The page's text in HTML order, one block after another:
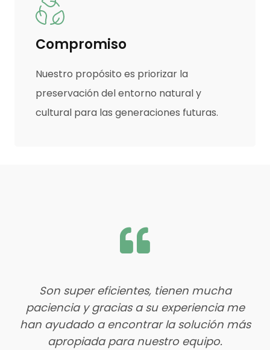
Compromiso
Nuestro propósito es priorizar la
preservación del entorno natural y
cultural para las generaciones futuras.
Son super eficientes, tienen mucha
paciencia y gracias a su experiencia me
han ayudado a encontrar la solución más
apropiada para nuestro equipo.